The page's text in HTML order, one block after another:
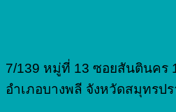
7/139 หมู่ที่ 13 ซอยสันตินคร
อำเภอบางพลี จังหวัดสมุทรป